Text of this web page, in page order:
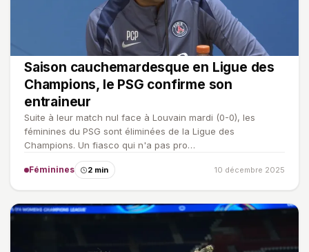
Saison cauchemardesque en Ligue des
Champions, le PSG confirme son
entraineur
Suite à leur match nul face à Louvain mardi (0-0), les
féminines du PSG sont éliminées de la Ligue des
Champions. Un fiasco qui n'a pas pro…
Féminines 2 min 10 décembre 2025